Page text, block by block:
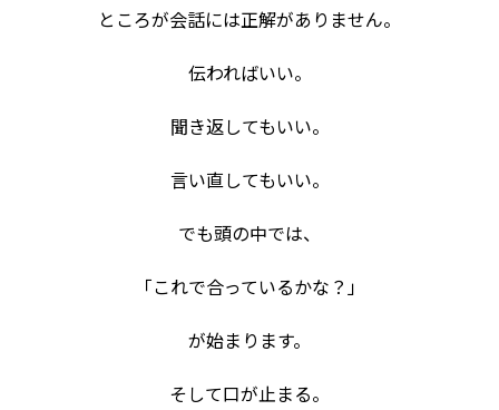
ところが会話には正解がありません。
伝わればいい。
聞き返してもいい。
言い直してもいい。
でも頭の中では、
「これで合っているかな？」
が始まります。
そして口が止まる。